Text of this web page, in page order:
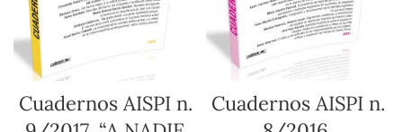
Cuadernos AISPI n.
Cuadernos AISPI n.